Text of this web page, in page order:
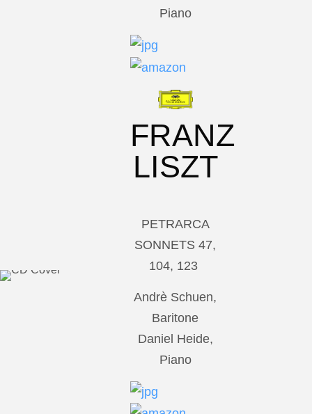
Piano
FRANZ
LISZT
PETRARCA
SONNETS 47,
104, 123
Andrè Schuen,
Baritone
Daniel Heide,
Piano